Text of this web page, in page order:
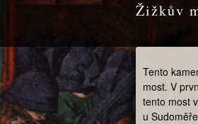
Žižkův
Tento
most. V
tento most
u